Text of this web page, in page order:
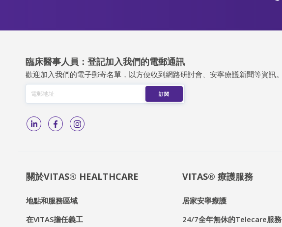
臨床醫事人員：登記加入我們的電郵通訊
歡迎加入我們的電子郵寄名單，以方便收到網路研討會、安寧療護新聞等資訊。
關於VITAS® HEALTHCARE
地點和服務區域
在VITAS擔任義工
VITAS® 療護服務
居家安寧療護
24/7全年無休的Telecare服務